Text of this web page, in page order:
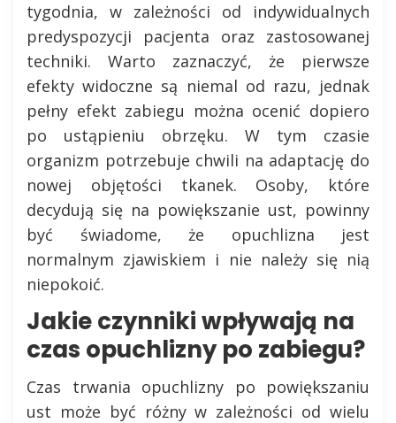
tygodnia, w zależności od indywidualnych
predyspozycji pacjenta oraz zastosowanej
techniki. Warto zaznaczyć, że pierwsze
efekty widoczne są niemal od razu, jednak
pełny efekt zabiegu można ocenić dopiero
po ustąpieniu obrzęku. W tym czasie
organizm potrzebuje chwili na adaptację do
nowej objętości tkanek. Osoby, które
decydują się na powiększanie ust, powinny
być świadome, że opuchlizna jest
normalnym zjawiskiem i nie należy się nią
niepokoić.
Jakie czynniki wpływają na
czas opuchlizny po zabiegu?
Czas trwania opuchlizny po powiększaniu
ust może być różny w zależności od wielu